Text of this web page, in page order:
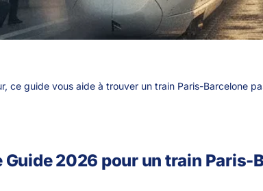
ce guide vous aide à trouver un train Paris-Barcelone
Guide 2026 pour un train